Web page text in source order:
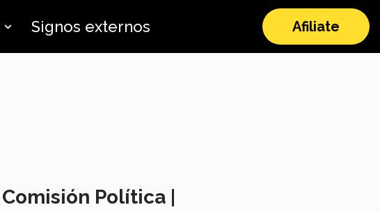
Signos externos Afiliate
Política |